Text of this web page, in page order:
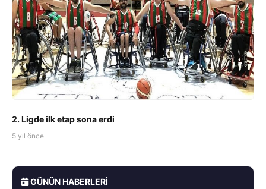
2. Ligde ilk etap sona erdi
5 yıl önce
GÜNÜN HABERLERI